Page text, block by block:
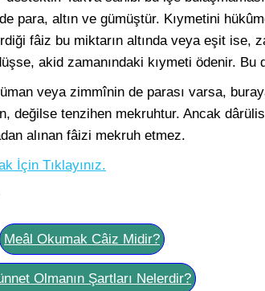
para, altın ve gümüştür. Kıymetini
fâiz bu miktarın altında veya eşit ise,
akid zamanındaki kıymeti ödenir. Bu
veya zimmînin de parası varsa,
değilse tenzihen mekruhtur. Ancak
alınan fâizi mekruh etmez.
İçin Tıklayınız.
Meâl Okumak Câiz Midir?
Olmanın Şartları Nelerdir?